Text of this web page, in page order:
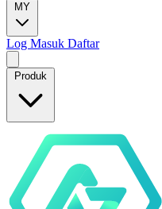
MY
Log Masuk Daftar
Produk